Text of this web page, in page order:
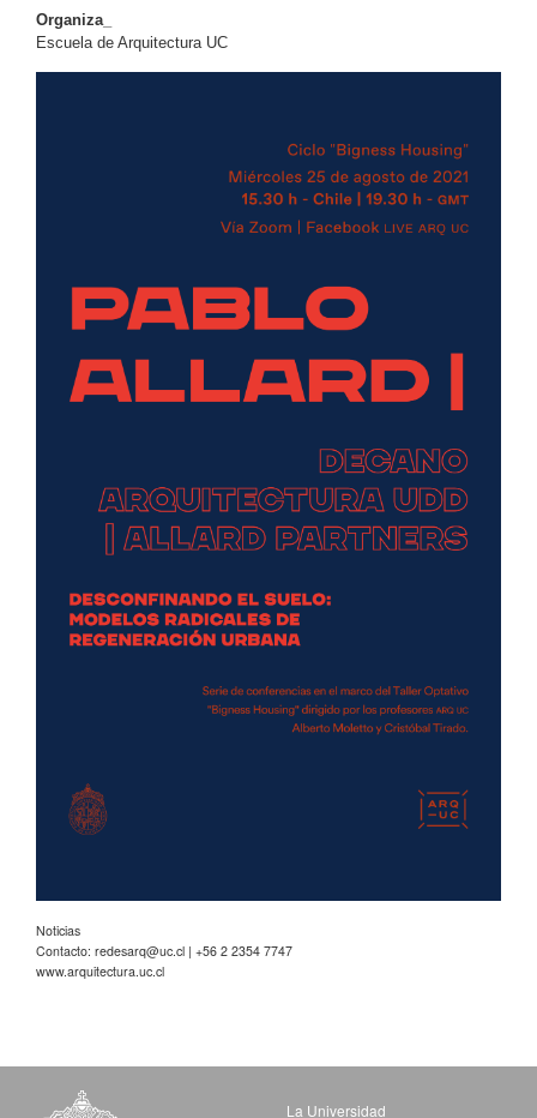
Organiza_
Escuela de Arquitectura UC
Noticias
Contacto: redesarq@uc.cl | +56 2 2354 7747
www.arquitectura.uc.cl
La Universidad